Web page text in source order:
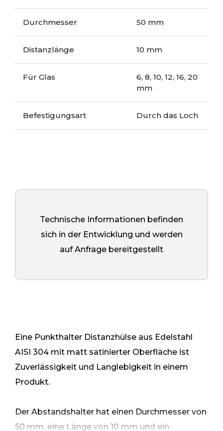
Durchmesser 50 mm
Distanzlänge 10 mm
Für Glas
6, 8, 10, 12, 16, 20
mm
Befestigungsart Durch das Loch
Technische Informationen befinden
sich in der Entwicklung und werden
auf Anfrage bereitgestellt
Eine Punkthalter Distanzhülse aus Edelstahl
AISI 304 mit matt satinierter Oberfläche ist
Zuverlässigkeit und Langlebigkeit in einem
Produkt.
Der Abstandshalter hat einen Durchmesser von
50 mm, eine Länge von 10 mm und ein